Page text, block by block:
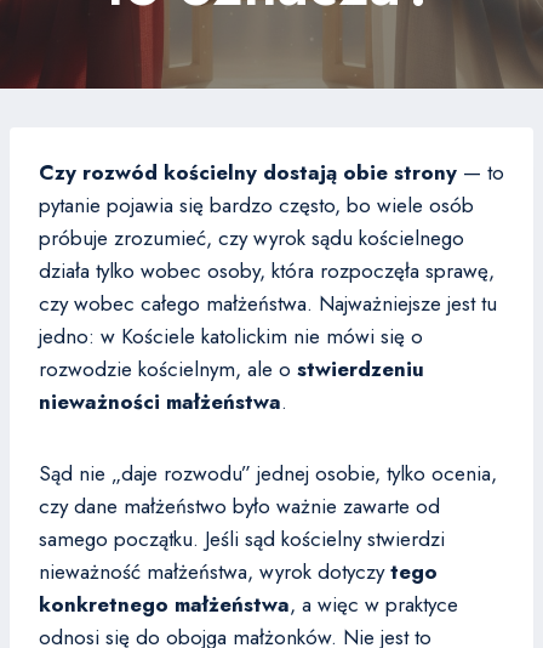
Czy rozwód kościelny dostają obie strony — to
pytanie pojawia się bardzo często, bo wiele osób
próbuje zrozumieć, czy wyrok sądu kościelnego
działa tylko wobec osoby, która rozpoczęła sprawę,
czy wobec całego małżeństwa. Najważniejsze jest tu
jedno: w Kościele katolickim nie mówi się o
rozwodzie kościelnym, ale o stwierdzeniu
nieważności małżeństwa.
Sąd nie „daje rozwodu” jednej osobie, tylko ocenia,
czy dane małżeństwo było ważnie zawarte od
samego początku. Jeśli sąd kościelny stwierdzi
nieważność małżeństwa, wyrok dotyczytego
konkretnego małżeństwa, a więc w praktyce
odnosi się do obojga małżonków. Nie jest to